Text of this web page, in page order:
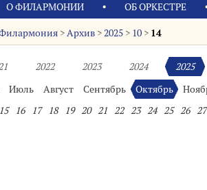
О ФИЛАРМОНИИ OБ ОРКЕСТРЕ
>Архив>2025> 10> 14
2022 2023 2024 2025
Июль Август Сентябрь Октябрь
15 16 17 18 19 20 21 22 23 24 25 26 27